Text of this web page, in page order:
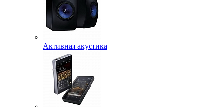
Активная акустика